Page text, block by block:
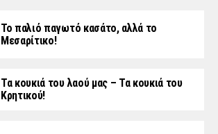
Το παλιό παγωτό κασάτο, αλλά το
Μεσαρίτικο!
Τα κουκιά του λαού μας – Τα κουκιά του
Κρητικού!